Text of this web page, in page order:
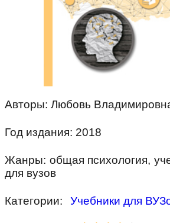
Авторы: Любовь
Год издания: 2018
Жанры: общая психология,
для вузов
Категории: Учебники для